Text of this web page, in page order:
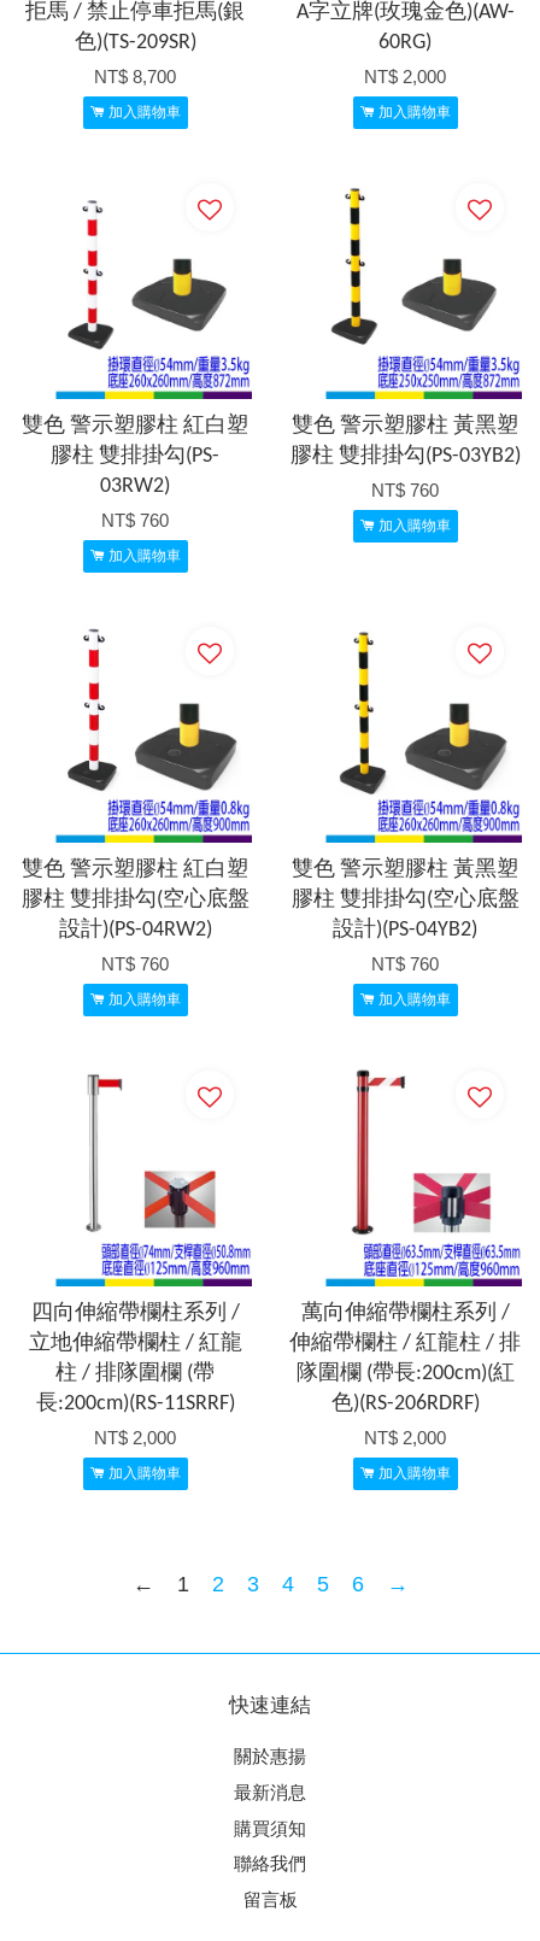
拒馬 / 禁止停車拒馬(銀
色)(TS-209SR)
NT$ 8,700
加入購物車
A字立牌(玫瑰金色)(AW-
60RG)
NT$ 2,000
加入購物車
雙色 警示塑膠柱 紅白塑
膠柱 雙排掛勾(PS-
03RW2)
NT$ 760
加入購物車
雙色 警示塑膠柱 黃黑塑
膠柱 雙排掛勾(PS-03YB2)
NT$ 760
加入購物車
雙色 警示塑膠柱 紅白塑
膠柱 雙排掛勾(空心底盤
設計)(PS-04RW2)
NT$ 760
加入購物車
雙色 警示塑膠柱 黃黑塑
膠柱 雙排掛勾(空心底盤
設計)(PS-04YB2)
NT$ 760
加入購物車
四向伸縮帶欄柱系列 /
立地伸縮帶欄柱 / 紅龍
柱 / 排隊圍欄 (帶
長:200cm)(RS-11SRRF)
NT$ 2,000
加入購物車
萬向伸縮帶欄柱系列 /
伸縮帶欄柱 / 紅龍柱 / 排
隊圍欄 (帶長:200cm)(紅
色)(RS-206RDRF)
NT$ 2,000
加入購物車
← 1 2 3 4 5 6 →
快速連結
關於惠揚
最新消息
購買須知
聯絡我們
留言板